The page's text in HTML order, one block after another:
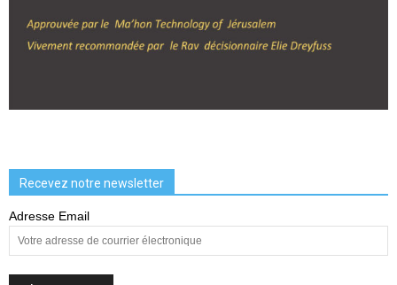
Recevez notre newsletter
Adresse Email